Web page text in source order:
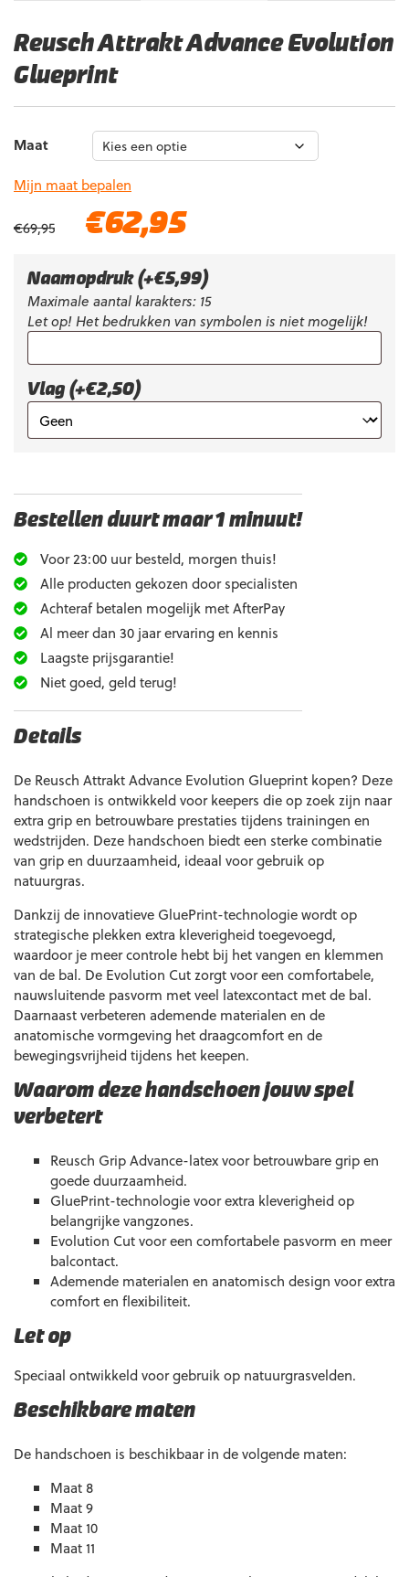
Reusch Attrakt Advance Evolution
Glueprint
Maat
Mijn maat bepalen
€69,95
Oorspronkelijke
€69,95.
€62,95Huidige
€62,95.
Naamopdruk (+€5,99)
Maximale aantal karakters: 15
Let op! Het bedrukken van symbolen is niet mogelijk!
Vlag (+€2,50)
Bestellen duurt maar 1 minuut!
Voor 23:00 uur besteld, morgen thuis!
Alle producten gekozen door specialisten
Achteraf betalen mogelijk met AfterPay
Al meer dan 30 jaar ervaring en kennis
Laagste prijsgarantie!
Niet goed, geld terug!
Details
De Reusch Attrakt Advance Evolution Glueprint kopen? Deze
handschoen is ontwikkeld voor keepers die op zoek zijn naar
extra grip en betrouwbare prestaties tijdens trainingen en
wedstrijden. Deze handschoen biedt een sterke combinatie
van grip en duurzaamheid, ideaal voor gebruik op
natuurgras.
Dankzij de innovatieve GluePrint-technologie wordt op
strategische plekken extra kleverigheid toegevoegd,
waardoor je meer controle hebt bij het vangen en klemmen
van de bal. De Evolution Cut zorgt voor een comfortabele,
nauwsluitende pasvorm met veel latexcontact met de bal.
Daarnaast verbeteren ademende materialen en de
anatomische vormgeving het draagcomfort en de
bewegingsvrijheid tijdens het keepen.
Waarom deze handschoen jouw spel
verbetert
Reusch Grip Advance-latex voor betrouwbare grip en
goede duurzaamheid.
GluePrint-technologie voor extra kleverigheid op
belangrijke vangzones.
Evolution Cut voor een comfortabele pasvorm en meer
balcontact.
Ademende materialen en anatomisch design voor extra
comfort en flexibiliteit.
Let op
Speciaal ontwikkeld voor gebruik op natuurgrasvelden.
Beschikbare maten
De handschoen is beschikbaar in de volgende maten:
Maat 8
Maat 9
Maat 10
Maat 11